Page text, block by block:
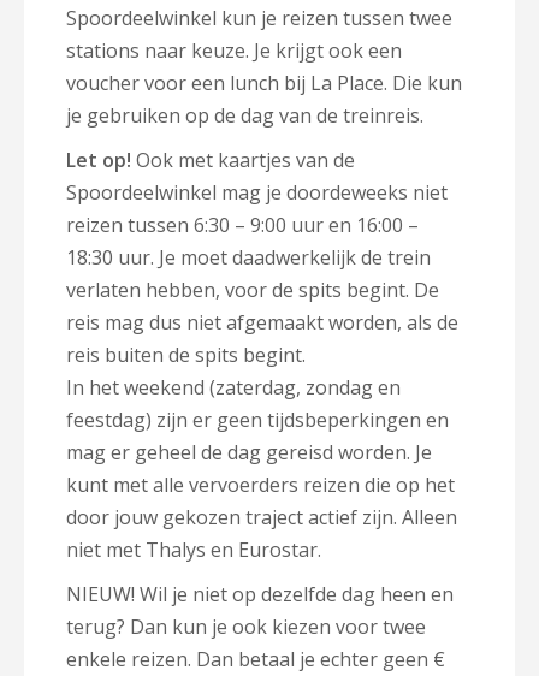
Spoordeelwinkel kun je reizen tussen twee
stations naar keuze. Je krijgt ook een
voucher voor een lunch bij La Place. Die kun
je gebruiken op de dag van de treinreis.
Let op! Ook met kaartjes van de
Spoordeelwinkel mag je doordeweeks niet
reizen tussen 6:30 – 9:00 uur en 16:00 –
18:30 uur. Je moet daadwerkelijk de trein
verlaten hebben, voor de spits begint. De
reis mag dus niet afgemaakt worden, als de
reis buiten de spits begint.
In het weekend (zaterdag, zondag en
feestdag) zijn er geen tijdsbeperkingen en
mag er geheel de dag gereisd worden. Je
kunt met alle vervoerders reizen die op het
door jouw gekozen traject actief zijn. Alleen
niet met Thalys en Eurostar.
NIEUW! Wil je niet op dezelfde dag heen en
terug? Dan kun je ook kiezen voor twee
enkele reizen. Dan betaal je echter geen €